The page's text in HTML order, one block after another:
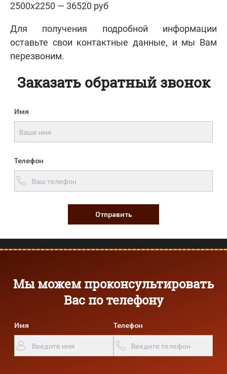
2500х2250 — 36520 руб
Для получения подробной информации
оставьте свои контактные данные, и мы Вам
перезвоним.
Заказать обратный звонок
Имя
Телефон
Мы можем проконсультировать
Вас по телефону
Имя Телефон